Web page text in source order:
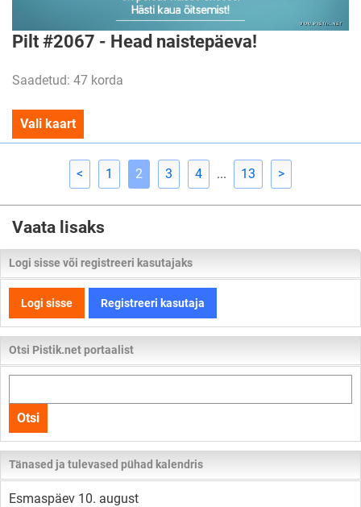
Pilt #2067 - Head naistepäeva!
Saadetud: 47 korda
Vali kaart
< 1 2 3 4 ... 13 >
Vaata lisaks
Logi sisse või registreeri kasutajaks
Logi sisse Registreeri kasutaja
Otsi Pistik.net portaalist
kogu
lehelt
Otsi
Tänased ja tulevased pühad kalendris
Esmaspäev 10. august